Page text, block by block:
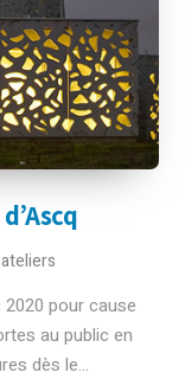
pour cause
au public en
dès le...